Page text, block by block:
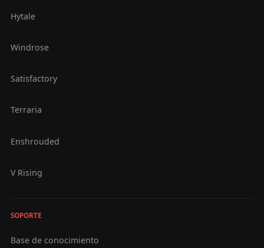
Hytale
Windrose
Satisfactory
Terraria
Enshrouded
V Rising
SOPORTE
Base de conocimiento